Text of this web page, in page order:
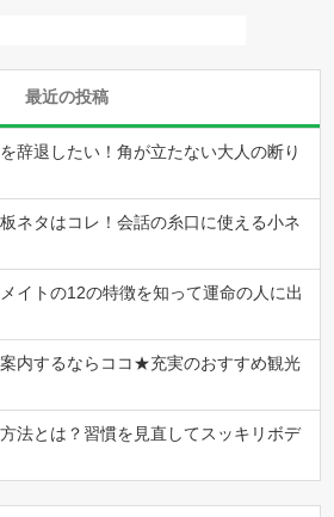
最近の投稿
辞退したい！角が立たない大人の断り
ネタはコレ！会話の糸口に使える小ネ
イトの12の特徴を知って運命の人に出
内するならココ★充実のおすすめ観光
法とは？習慣を見直してスッキリボデ